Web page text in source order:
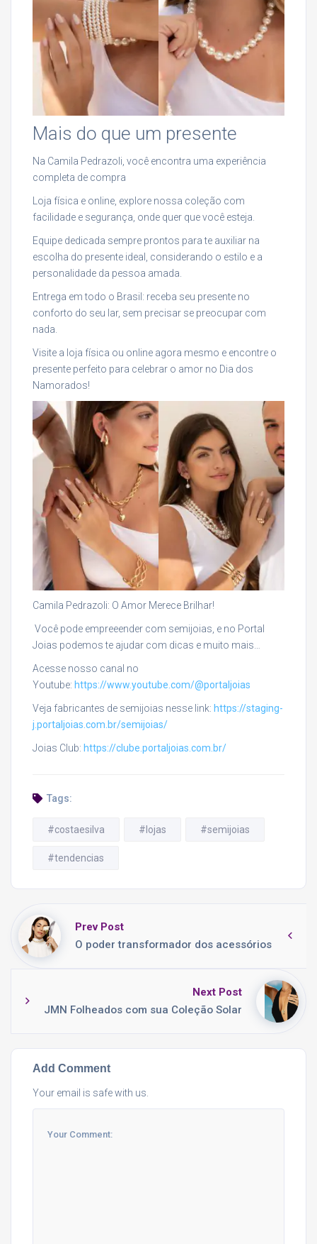
Mais do que um presente
Na Camila Pedrazoli, você encontra uma experiência
completa de compra
Loja física e online, explore nossa coleção com
facilidade e segurança, onde quer que você esteja.
Equipe dedicada sempre prontos para te auxiliar na
escolha do presente ideal, considerando o estilo e a
personalidade da pessoa amada.
Entrega em todo o Brasil: receba seu presente no
conforto do seu lar, sem precisar se preocupar com
nada.
Visite a loja física ou online agora mesmo e encontre o
presente perfeito para celebrar o amor no Dia dos
Namorados!
Camila Pedrazoli: O Amor Merece Brilhar!
Você pode empreeender com semijoias, e no Portal
Joias podemos te ajudar com dicas e muito mais…
Acesse nosso canal no
Youtube: https://www.youtube.com/@portaljoias
Veja fabricantes de semijoias nesse link: https://staging-
j.portaljoias.com.br/semijoias/
Joias Club: https://clube.portaljoias.com.br/
Tags:
#costaesilva #lojas #semijoias
#tendencias
Prev Post
O poder transformador dos acessórios
Next Post
JMN Folheados com sua Coleção Solar
Add Comment
Your email is safe with us.